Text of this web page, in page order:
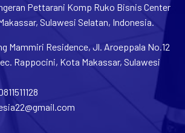
Pettarani Komp Ruko Bisnis Center
Sulawesi Selatan, Indonesia.
Mammiri Residence, Jl. Aroeppala No.12
Rappocini, Kota Makassar, Sulawesi